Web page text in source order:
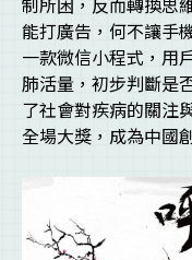
能打廣告，何不讓手
一款微信小程式，用
肺活量，初步判斷是
了社會對疾病的關注
全場大獎，成為中國